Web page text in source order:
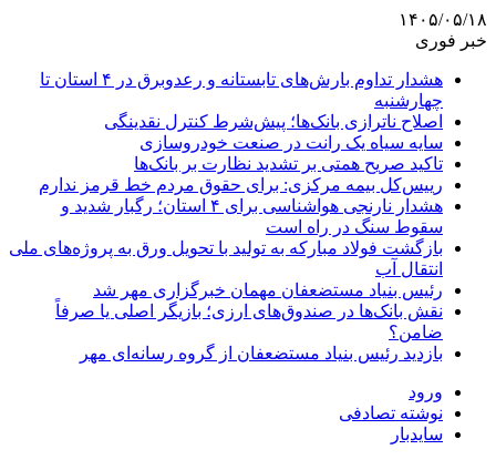
۱۴۰۵/۰۵/۱۸
خبر فوری
هشدار تداوم بارش‌های تابستانه و رعدوبرق در ۴ استان تا
چهارشنبه
اصلاح ناترازی بانک‌ها؛ پیش‌شرط کنترل نقدینگی
سایه سیاه یک رانت در صنعت خودروسازی
تاکید صریح همتی بر تشدید نظارت بر بانک‌ها
رییس‌کل بیمه مرکزی: برای حقوق مردم خط قرمز ندارم
هشدار نارنجی هواشناسی برای ۴ استان؛ رگبار شدید و
سقوط سنگ در راه است
بازگشت فولاد مبارکه به تولید با تحویل ورق به پروژه‌های ملی
انتقال آب
رئیس بنیاد مستضعفان مهمان خبرگزاری مهر شد
نقش بانک‌ها در صندوق‌های ارزی؛ بازیگر اصلی یا صرفاً
ضامن؟
بازدید رئیس بنیاد مستضعفان از گروه رسانه‌ای مهر
ورود
نوشته تصادفی
سایدبار